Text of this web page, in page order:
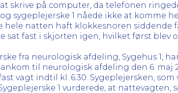
skrive på computer, da telefonen
sygeplejerske 1 nåede ikke at komme
hele natten haft klokkesnoren siddende
sat fast i skjorten igen, hvilket først blev
fra neurologisk afdeling, Sygehus 1,
til neurologisk afdeling den 6.
vagt indtil kl. 6.30. Sygeplejersken,
1 vurderede, at